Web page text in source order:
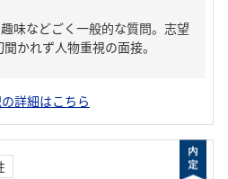
味などごく一般的な質問。志望
かれず人物重視の面接。
詳細はこちら